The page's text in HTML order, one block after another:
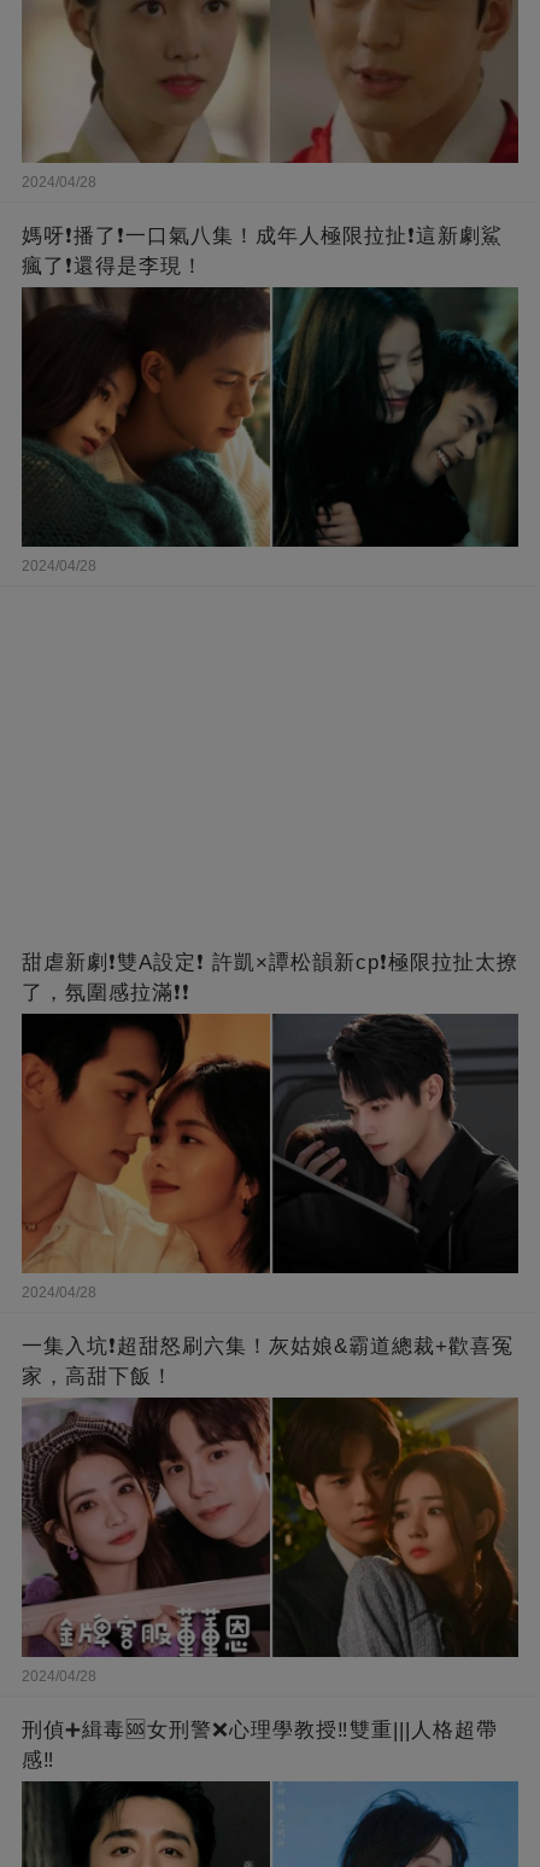
2024/04/28
媽呀❗️播了❗一口氣八集！成年人極限拉扯❗這新劇鯊
瘋了❗還得是李現！
2024/04/28
甜虐新劇❗雙A設定❗ 許凱×譚松韻新cp❗️極限拉扯太撩
了，氛圍感拉滿❗❗
2024/04/28
一集入坑❗超甜怒刷六集！灰姑娘&霸道總裁+歡喜冤
家，高甜下飯！
2024/04/28
刑偵➕緝毒🆘女刑警❌心理學教授‼️雙重|||人格超帶
感‼️